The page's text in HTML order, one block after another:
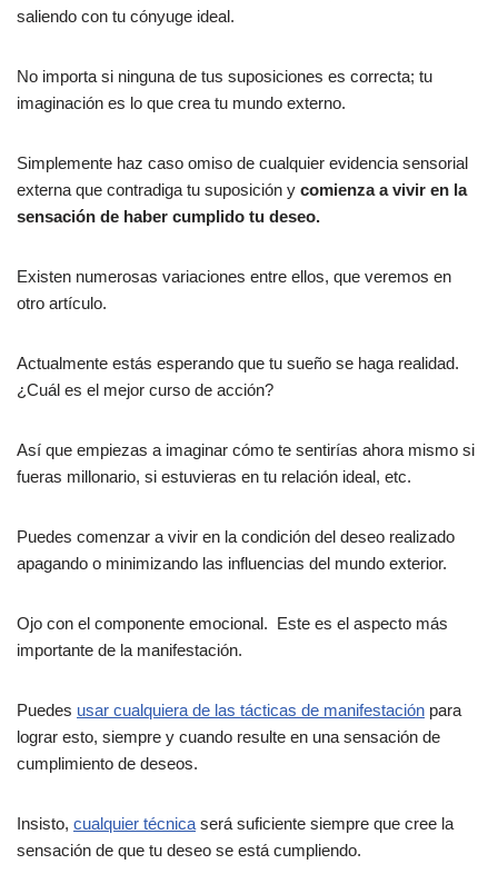
saliendo con tu cónyuge ideal.
No importa si ninguna de tus suposiciones es correcta; tu
imaginación es lo que crea tu mundo externo.
Simplemente haz caso omiso de cualquier evidencia sensorial
externa que contradiga tu suposición y comienza a vivir en la
sensación de haber cumplido tu deseo.
Existen numerosas variaciones entre ellos, que veremos en
otro artículo.
Actualmente estás esperando que tu sueño se haga realidad.
¿Cuál es el mejor curso de acción?
Así que empiezas a imaginar cómo te sentirías ahora mismo si
fueras millonario, si estuvieras en tu relación ideal, etc.
Puedes comenzar a vivir en la condición del deseo realizado
apagando o minimizando las influencias del mundo exterior.
Ojo con el componente emocional. Este es el aspecto más
importante de la manifestación.
Puedes usar cualquiera de las tácticas de manifestación para
lograr esto, siempre y cuando resulte en una sensación de
cumplimiento de deseos.
Insisto, cualquier técnica será suficiente siempre que cree la
sensación de que tu deseo se está cumpliendo.